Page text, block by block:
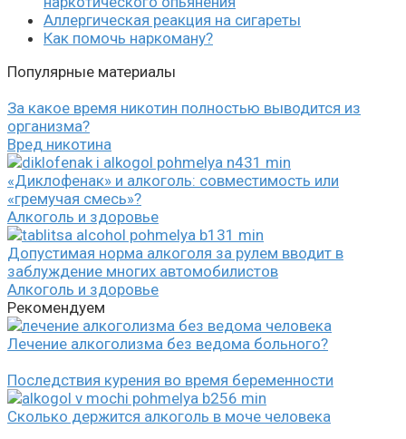
Аллергическая реакция на сигареты
Как помочь наркоману?
Популярные материалы
За какое время никотин полностью выводится из
организма?
Вред никотина
«Диклофенак» и алкоголь: совместимость или
«гремучая смесь»?
Алкоголь и здоровье
Допустимая норма алкоголя за рулем вводит в
заблуждение многих автомобилистов
Алкоголь и здоровье
Рекомендуем
Лечение алкоголизма без ведома больного?
Последствия курения во время беременности
Сколько держится алкоголь в моче человека